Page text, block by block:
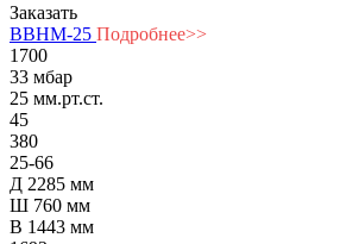
Заказать
ВВНМ-25 Подробнее>>
1700
33 мбар
25 мм.рт.ст.
45
380
25-66
Д 2285 мм
Ш 760 мм
В 1443 мм